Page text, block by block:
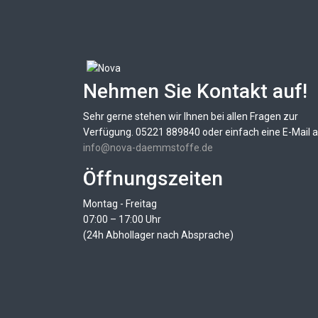
Nehmen Sie Kontakt auf!
Sehr gerne stehen wir Ihnen bei allen Fragen zur
Verfügung. 05221 889840 oder einfach eine E-Mail
info@nova-daemmstoffe.de
Öffnungszeiten
Montag - Freitag
07:00 – 17:00 Uhr
(24h Abhollager nach Absprache)